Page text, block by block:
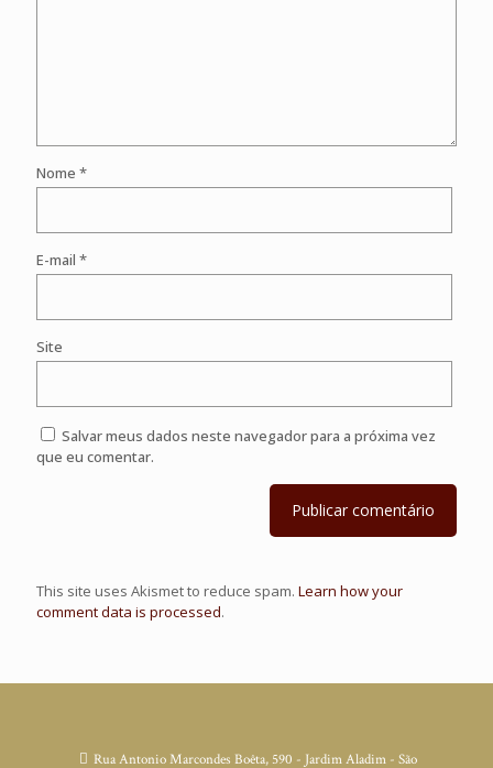
Nome *
E-mail *
Site
Salvar meus dados neste navegador para a próxima vez
que eu comentar.
This site uses Akismet to reduce spam. Learn how your
comment data is processed.
Rua Antonio Marcondes Boêta, 590 - Jardim Aladim - São